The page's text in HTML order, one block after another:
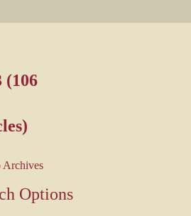
(106
Archives
Options